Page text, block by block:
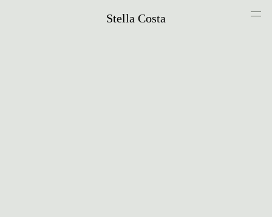
Stella Costa